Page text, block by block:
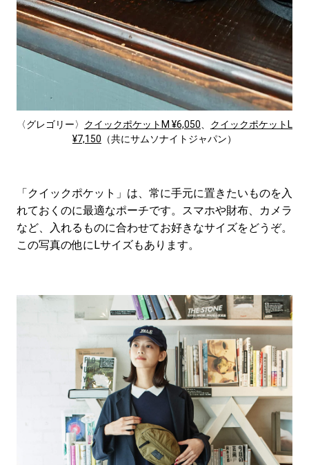
〈グレゴリー〉 クイックポケットM ¥6,050
クイックポケットL
¥7,150 （共にサムソナイトジャパン）
「クイックポケット」は、常に手元に置きたいものを入
れておくのに最適なポーチです。スマホや財布、カメラ
など、入れるものに合わせてお好きなサイズをどうぞ。
この写真の他にLサイズもあります。